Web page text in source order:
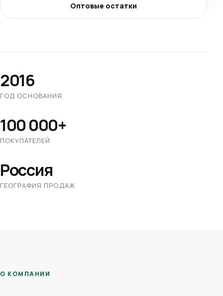
Оптовые остатки
2016
ГОД ОСНОВАНИЯ
100 000+
ПОКУПАТЕЛЕЙ
Россия
ГЕОГРАФИЯ ПРОДАЖ
О КОМПАНИИ